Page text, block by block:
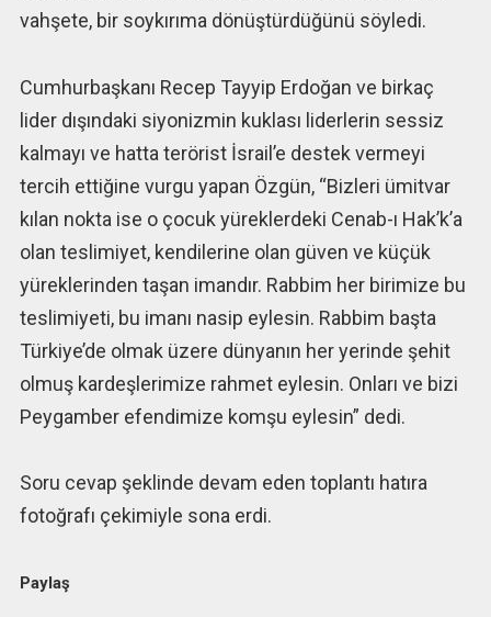
vahşete, bir soykırıma dönüştürdüğünü söyledi.
Cumhurbaşkanı Recep Tayyip Erdoğan ve birkaç
lider dışındaki siyonizmin kuklası liderlerin sessiz
kalmayı ve hatta terörist İsrail’e destek vermeyi
tercih ettiğine vurgu yapan Özgün, “Bizleri ümitvar
kılan nokta ise o çocuk yüreklerdeki Cenab-ı Hak’k’a
olan teslimiyet, kendilerine olan güven ve küçük
yüreklerinden taşan imandır. Rabbim her birimize bu
teslimiyeti, bu imanı nasip eylesin. Rabbim başta
Türkiye’de olmak üzere dünyanın her yerinde şehit
olmuş kardeşlerimize rahmet eylesin. Onları ve bizi
Peygamber efendimize komşu eylesin” dedi.
Soru cevap şeklinde devam eden toplantı hatıra
fotoğrafı çekimiyle sona erdi.
Paylaş